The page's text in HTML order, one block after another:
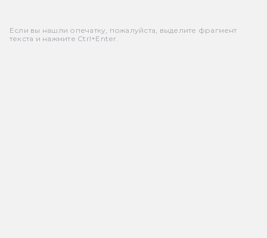
Если вы нашли опечатку, пожалуйста, выделите фрагмент
текста и нажмите Ctrl+Enter.